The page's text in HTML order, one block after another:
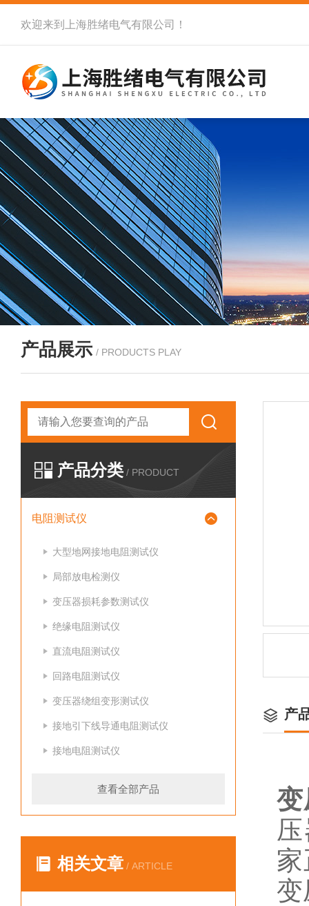
欢迎来到 上海胜绪电气有限公司 ！
产品展示 / PRODUCTS PLAY
产品分类 / PRODUCT
电阻测试仪
大型地网接地电阻测试仪
局部放电检测仪
变压器损耗参数测试仪
绝缘电阻测试仪
直流电阻测试仪
回路电阻测试仪
变压器绕组变形测试仪
接地引下线导通电阻测试仪
接地电阻测试仪
查看全部产品
相关文章 / ARTICLE
产
变